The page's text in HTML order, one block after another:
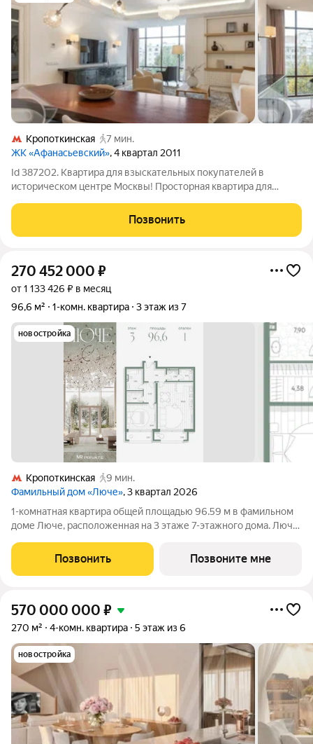
Кропоткинская
7 мин.
ЖК «Афанасьевский», 4 квартал 2011
Id 387202. Квартира для взыскательных покупателей в
историческом центре Москвы! Просторная квартира для
переулке. Продуманная планировка квартиры: шесть
изолированных комнат позволяют создать
Позвонить
270 452 000 ₽
от 1 133 426 ₽ в месяц
96,6 м²
1-комн. квартира 3 этаж из 7
новостройка
Кропоткинская
9 мин.
Фамильный дом «Люче», 3 квартал 2026
1-комнатная квартира общей площадью 96.59 м в фамильном
доме Люче, расположенная на 3 этаже 7-этажного дома. Люче
охранной зоне Кремля. Уникальный фамильный дом
предлагает 43 квартиры, площадью от 79
Позвонить Позвоните мне
570 000 000 ₽
270 м² 4-комн. квартира 5 этаж из 6
новостройка